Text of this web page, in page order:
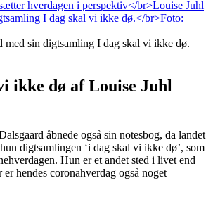
med sin digtsamling I dag skal vi ikke dø.
ikke dø af Louise Juhl
åbnede også sin notesbog, da landet
digtsamlingen ‘i dag skal vi ikke dø’, som
Hun er et andet sted i livet end
hendes coronahverdag også noget